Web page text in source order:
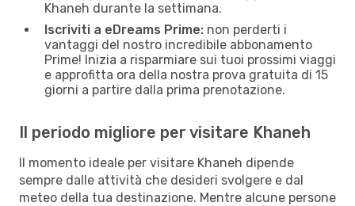
Khaneh durante la settimana.
Iscriviti a eDreams Prime: non perderti i
vantaggi del nostro incredibile abbonamento
Prime! Inizia a risparmiare sui tuoi prossimi viaggi
e approfitta ora della nostra prova gratuita di 15
giorni a partire dalla prima prenotazione.
Il periodo migliore per visitare Khaneh
Il momento ideale per visitare Khaneh dipende
sempre dalle attività che desideri svolgere e dal
meteo della tua destinazione. Mentre alcune persone